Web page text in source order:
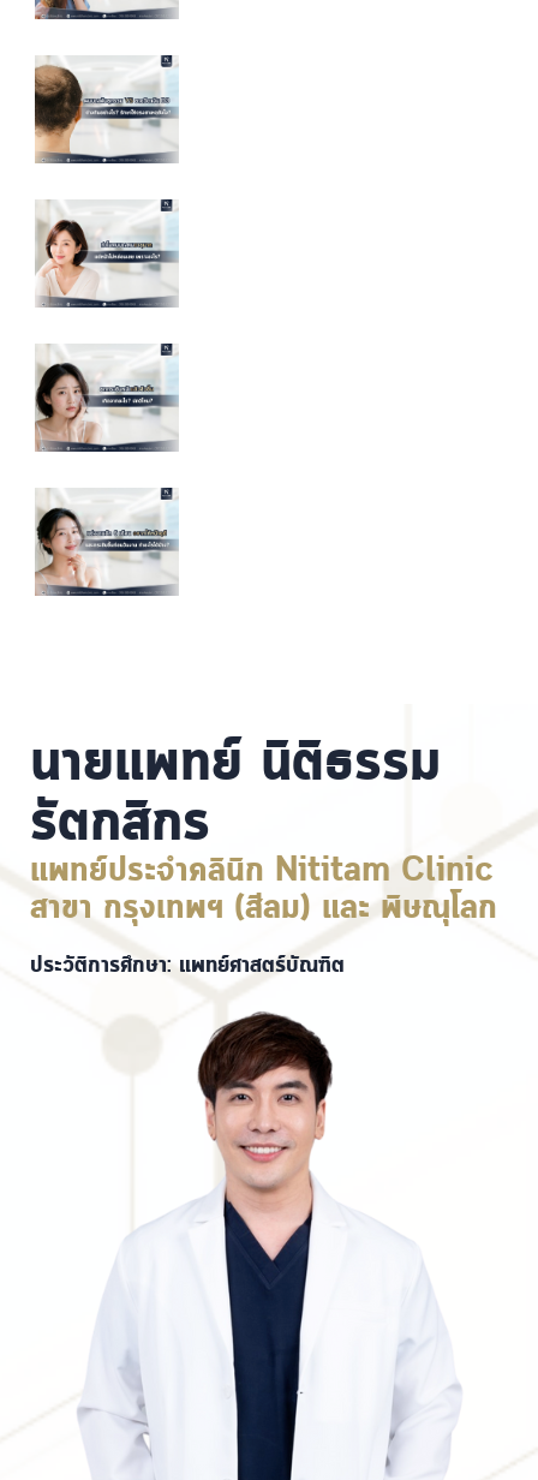
นายแพทย์ นิติธรรม
รัตกสิกร
แพทย์ประจำคลินิก Nititam Clinic
สาขา กรุงเทพฯ (สีลม) และ พิษณุโลก
ประวัติการศึกษา: แพทย์ศาสตร์บัณฑิต